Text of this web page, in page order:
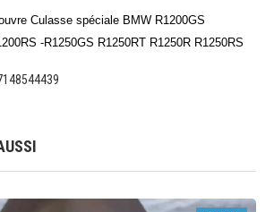
Culasse spéciale BMW R1200GS
-R1250GS R1250RT R1250R R1250RS